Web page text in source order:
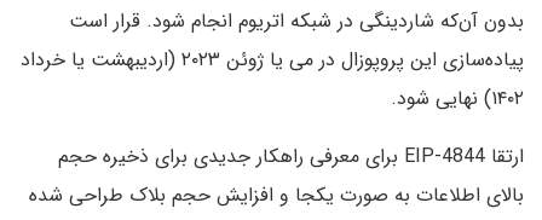
بدون آن‌که شاردینگی در شبکه اتریوم انجام شود. قرار است
پیاده‌سازی این پروپوزال در می یا ژوئن ۲۰۲۳ (اردیبهشت یا خرداد
۱۴۰۲) نهایی شود.
ارتقا EIP-4844 برای معرفی راهکار جدیدی برای ذخیره حجم
بالای اطلاعات به صورت یکجا و افزایش حجم بلاک طراحی شده